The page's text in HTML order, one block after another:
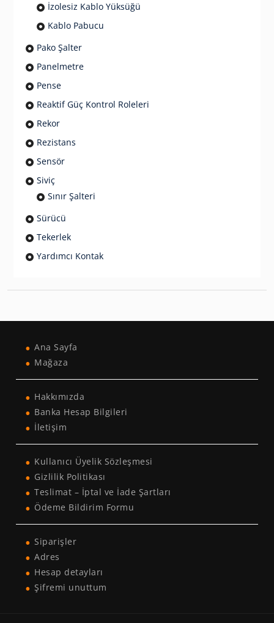
İzolesiz Kablo Yüksüğü
Kablo Pabucu
Pako Şalter
Panelmetre
Pense
Reaktif Güç Kontrol Roleleri
Rekor
Rezistans
Sensör
Siviç
Sınır Şalteri
Sürücü
Tekerlek
Yardımcı Kontak
Ana Sayfa
Mağaza
Hakkımızda
Banka Hesap Bilgileri
İletişim
Kullanıcı Üyelik Sözleşmesi
Gizlilik Politikası
Teslimat – İptal ve İade Şartları
Ödeme Bildirim Formu
Siparişler
Adres
Hesap detayları
Şifremi unuttum